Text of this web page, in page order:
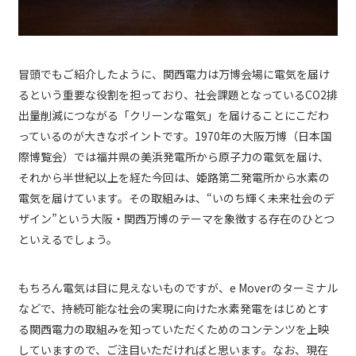
冒頭でもご紹介したように、関西電力は万博会場に電気を届け
るという重要な役割を担っており、社会課題となっているCO2排
出量削減につながる「クリーンな電気」を届けることにこだわ
っているのが大きなポイントです。1970年の大阪万博（日本国
際博覧会）では福井県の美浜発電所から原子力の電気を届け、
それから半世紀以上を経た今回は、姫路第二発電所から水素の
電気を届けています。その取組みは、“いのち輝く未来社会のデ
ザイン”という大阪・関西万博のテーマを象徴する存在のひとつ
といえるでしょう。
もちろん電気は目に見えないものですが、e Moverのターミナル
などで、持続可能な社会の実現に向けた水素発電をはじめとす
る関西電力の取組みを知っていただくためのコンテンツを上映
していますので、ご注目いただければと思います。なお、現在